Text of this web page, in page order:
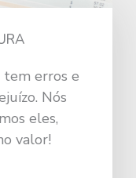
tem erros e
Nós
eles,
valor!